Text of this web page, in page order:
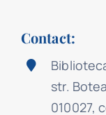
Contact:
str.
010027,